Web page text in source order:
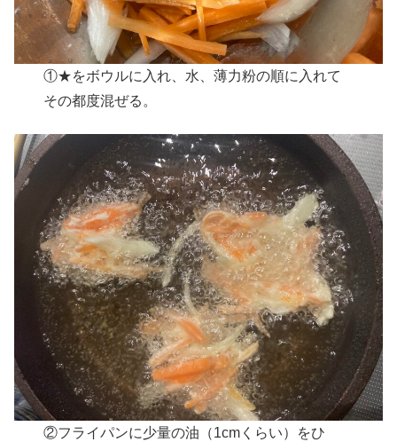
①★をボウルに入れ、水、薄力粉の順に入れて
その都度混ぜる。
②フライパンに少量の油（1cmくらい）をひ